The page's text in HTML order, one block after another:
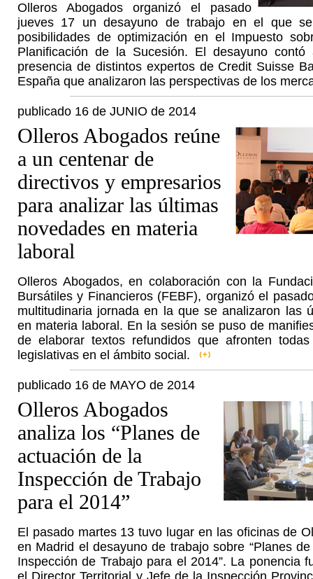
Olleros Abogados organizó el pasado
jueves 17 un desayuno de trabajo en el que
posibilidades de optimización en el Impuesto
Planificación de la Sucesión. El desayuno contó
presencia de distintos expertos de Credit Suisse
España que analizaron las perspectivas de los
publicado 16 de JUNIO de 2014
Olleros Abogados reúne
a un centenar de
directivos y empresarios
para analizar las últimas
novedades en materia
laboral
Olleros Abogados, en colaboración con la
Bursátiles y Financieros (FEBF), organizó el
multitudinaria jornada en la que se analizaron las
en materia laboral. En la sesión se puso de
de elaborar textos refundidos que afronten
legislativas en el ámbito social.
publicado 16 de MAYO de 2014
Olleros Abogados
analiza los “Planes de
actuación de la
Inspección de Trabajo
para el 2014”
El pasado martes 13 tuvo lugar en las oficinas de
en Madrid el desayuno de trabajo sobre “Planes
Inspección de Trabajo para el 2014”. La ponencia
el Director Territorial y Jefe de la Inspección